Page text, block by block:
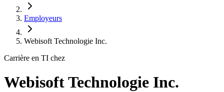
Employeurs
Webisoft Technologie Inc.
Carrière en TI chez
Webisoft Technologie Inc.